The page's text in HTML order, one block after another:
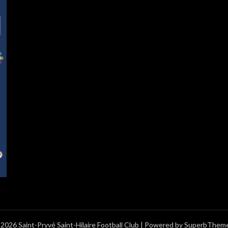
Saint-Pryvé Saint-Hilaire Football Club | Powered by